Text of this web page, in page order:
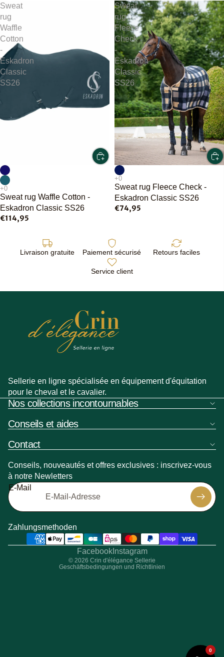
Sweat
rug
Waffle
Cotton
-
Eskadron
Classic
SS26
Sweat rug Waffle Cotton -
Eskadron Classic SS26
€114,95
Sweat
rug
Fleece
Check
-
Eskadron
Classic
SS26
Sweat rug Fleece Check -
Eskadron Classic SS26
€74,95
Livraison gratuite Paiement sécurisé Retours faciles
Service client
Sellerie en ligne spécialisée en équipement d'équitation
pour le cheval et le cavalier.
Nos collections incontournables
Conseils et aides
Contact
Conseils, nouveautés et offres exclusives : inscrivez-vous
à notre Newletters
E-Mail
Zahlungsmethoden
FacebookInstagram
© 2026 Crin d'élégance Sellerie
Geschäftsbedingungen und Richtlinien
Widerrufsrecht
Datenschutzerklärung
Verkaufsbedingungen